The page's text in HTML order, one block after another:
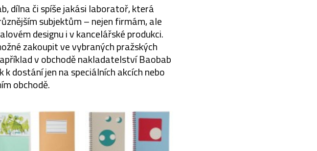
dílna či spíše jakási laboratoř, která
subjektům – nejen firmám, ale
designu i v kancelářské produkci.
zakoupit ve vybraných pražských
v obchodě nakladatelství Baobab
dostání jen na speciálních akcích nebo
obchodě.